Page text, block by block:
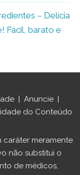
– Delícia
Fácil, barato e
Anuncie
do Conteúdo
caráter meramente
não substitui o
de médicos,